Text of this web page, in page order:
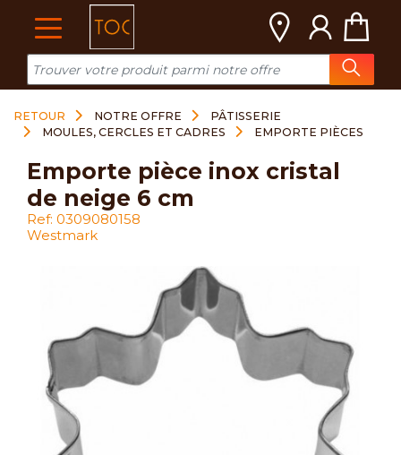
RETOUR NOTRE OFFRE
PÂTISSERIE
MOULES, CERCLES ET CADRES
EMPORTE PIÈCES
emporte pièce inox cristal
de neige 6 cm
Ref: 0309080158
Westmark
Cookies management panel